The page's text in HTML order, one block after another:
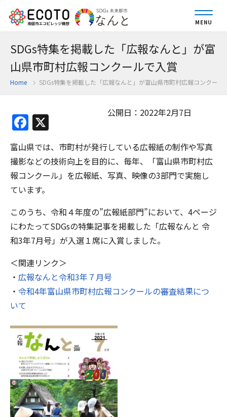
MENU
SDGs特集を掲載した「広報なんと」が富
山県市町村広報コンクールで入賞
Home SDGs特集を掲載した「広報なんと」が富山県市町村広報コンクール
公開日：2022年2月7日
Facebook
富山県では、市町村が発行している広報紙の制作や写真
撮影などの技術向上を目的に、毎年、「富山県市町村広
報コンクール」を広報紙、写真、映像の3部門で実施し
ています。
このうち、令和４年度の”広報紙部門”において、4ページ
にわたってSDGsの特集記事を掲載した「広報なんと 令
和3年7月号」が入選１席に入賞しました。
＜関連リンク＞
・ 広報なんと令和3年７月号
・ 令和4年富山県市町村広報コンクールの審査結果につ
いて